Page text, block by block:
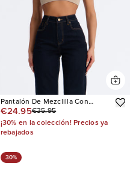
Pantalón De Mezclilla Con
Stretch Pierna Recta The
Favorite High Rise
€24.95€35.95
¡30% en la colección! Precios ya
rebajados
30%